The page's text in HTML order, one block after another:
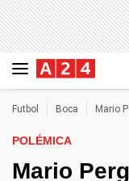
Futbol Boca Mario
POLÉMICA
Mario